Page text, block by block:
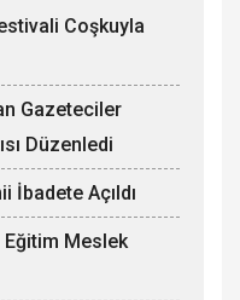
Coşkuyla
Gazeteciler
Düzenledi
İbadete Açıldı
Meslek